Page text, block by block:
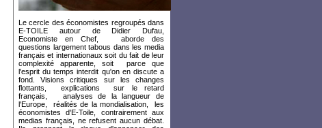
Le cercle des économistes regroupés dans
E-TOILE autour de Didier Dufau,
Economiste en Chef, aborde des
questions largement tabous dans les media
français et internationaux soit du fait de leur
complexité apparente, soit parce que
l'esprit du temps interdit qu'on en discute a
fond. Visions critiques sur les changes
flottants, explications sur le retard
français, analyses de la langueur de
l'Europe, réalités de la mondialisation, les
économistes d'E-Toile, contrairement aux
medias français, ne refusent aucun débat.